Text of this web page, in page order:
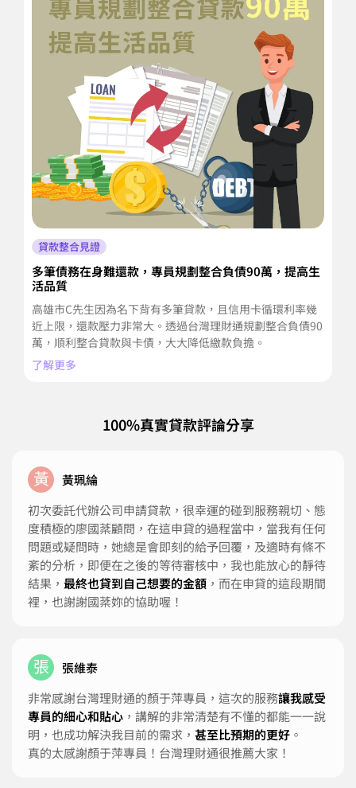
貸款整合見證
多筆債務在身難還款，專員規劃整合負債90萬，提高生
活品質
高雄市C先生因為名下背有多筆貸款，且信用卡循環利率幾
近上限，還款壓力非常大。透過台灣理財通規劃整合負債90
萬，順利整合貸款與卡債，大大降低繳款負擔。
了解更多
100%真實貸款評論分享
黃
黃珮綸
初次委託代辦公司申請貸款，很幸運的碰到服務親切、態
度積極的廖國棻顧問，在這申貸的過程當中，當我有任何
問題或疑問時，她總是會即刻的給予回覆，及適時有條不
紊的分析，即便在之後的等待審核中，我也能放心的靜待
結果， 最終也貸到自己想要的金額 ，而在申貸的這段期間
裡，也謝謝國棻妳的協助喔！
張
張維泰
非常感謝台灣理財通的顏于萍專員，這次的服務讓我感受
專員的細心和貼心 ，講解的非常清楚有不懂的都能一一說
明，也成功解決我目前的需求， 甚至比預期的更好 。
真的太感謝顏于萍專員！台灣理財通很推薦大家！